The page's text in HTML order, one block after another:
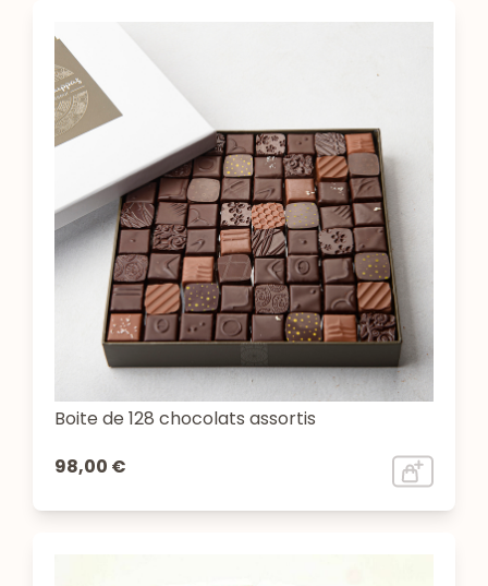
Boite de 128 chocolats assortis
98,00 €